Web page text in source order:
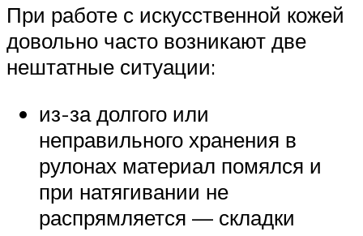
При работе с искусственной кожей
довольно часто возникают две
нештатные ситуации:
из-за долгого или
неправильного хранения в
рулонах материал помялся и
при натягивании не
распрямляется — складки